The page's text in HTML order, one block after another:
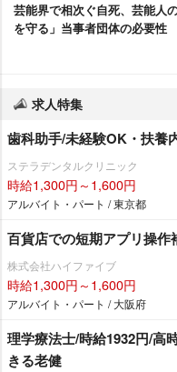
芸能界で相次ぐ自死、芸能人
を守る」当事者団体の必要性
求人特集
歯科助手/未経験OK・扶養
ステラデンタルクリニック
時給1,300円～1,600円
アルバイト・パート / 東京都
百貨店での短期アプリ操作
株式会社ハイファイブ
時給1,300円～1,600円
アルバイト・パート / 大阪府
理学療法士/時給1932円/高
きる老健